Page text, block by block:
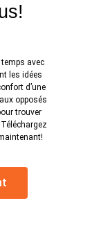
avec
les idées
d’une
opposés
trouver